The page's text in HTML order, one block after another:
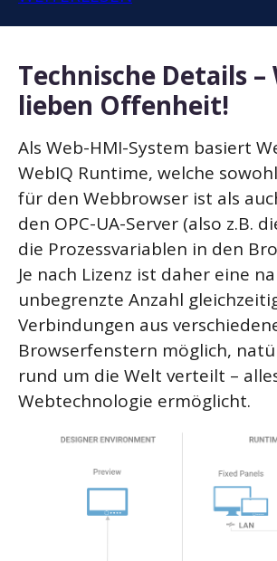
Technische Details –
lieben Offenheit!
Als Web-HMI-System basiert
WebIQ Runtime, welche
für den Webbrowser ist als
den OPC-UA-Server (also z.B.
die Prozessvariablen in den
Je nach Lizenz ist daher eine
unbegrenzte Anzahl
Verbindungen aus
Browserfenstern möglich,
rund um die Welt verteilt –
Webtechnologie ermöglicht.